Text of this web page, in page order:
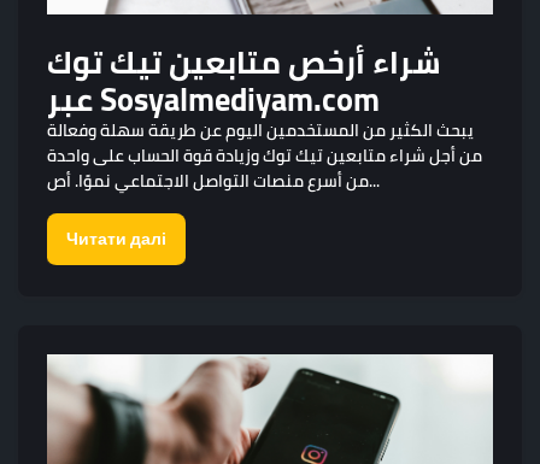
شراء أرخص متابعين تيك توك
عبر Sosyalmediyam.com
يبحث الكثير من المستخدمين اليوم عن طريقة سهلة وفعالة
من أجل شراء متابعين تيك توك وزيادة قوة الحساب على واحدة
من أسرع منصات التواصل الاجتماعي نموًا. أص...
Читати далі